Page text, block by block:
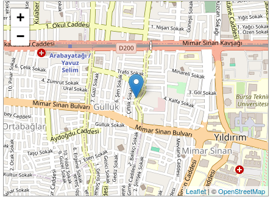
+
−
Leaflet| ©OpenStreetMap